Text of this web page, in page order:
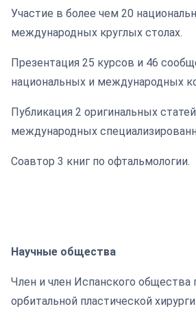
Участие в более чем 20
международных круглых столах.
Презентация 25 курсов и 46
национальных и международных
Публикация 2 оригинальных
международных
Соавтор 3 книг по офтальмологии.
Научные общества
Член и член Испанского общества
орбитальной пластической